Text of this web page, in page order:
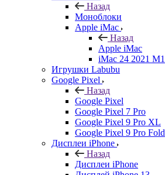
Назад
Моноблоки
Apple iMac
Назад
Apple iMac
iMac 24 2021 M1
Игрушки Labubu
Google Pixel
Назад
Google Pixel
Google Pixel 7 Pro
Google Pixel 9 Pro XL
Google Pixel 9 Pro Fold
Дисплеи iPhone
Назад
Дисплеи iPhone